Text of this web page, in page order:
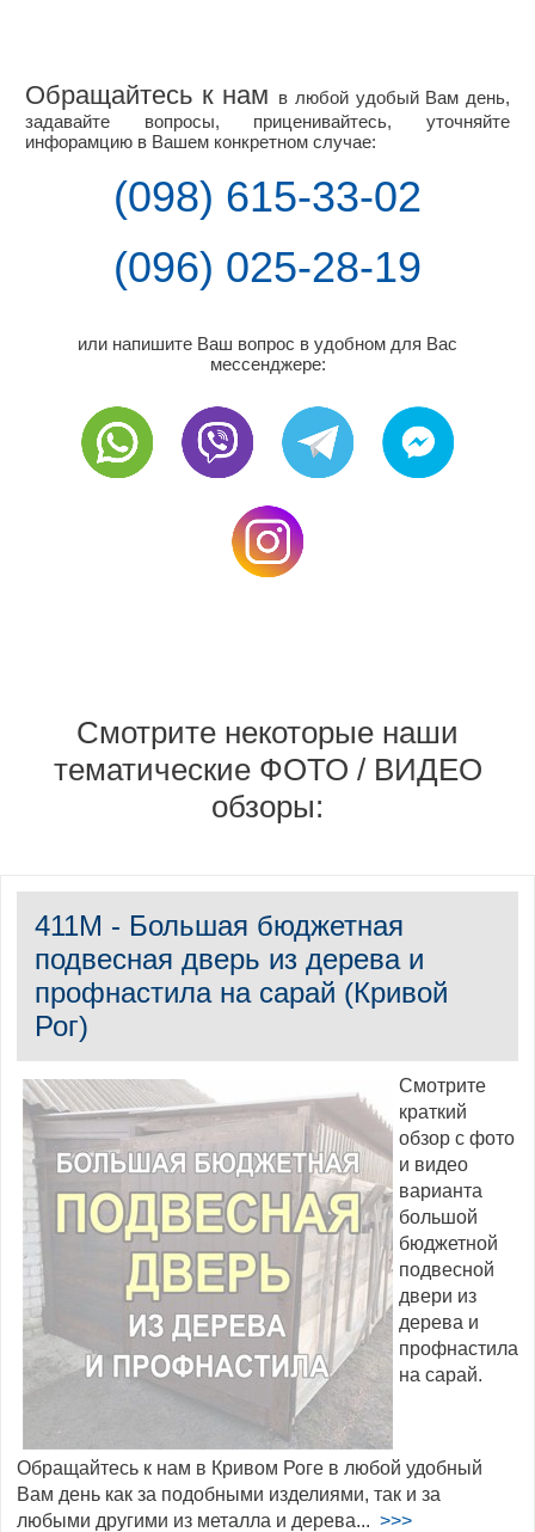
Обращайтесь к нам в любой удобый Вам день,
задавайте вопросы, приценивайтесь, уточняйте
инфорамцию в Вашем конкретном случае:
(098) 615-33-02
(096) 025-28-19
или напишите Ваш вопрос в удобном для Вас
мессенджере:
Смотрите некоторые наши
тематические ФОТО / ВИДЕО
обзоры:
411M - Большая бюджетная
подвесная дверь из дерева и
профнастила на сарай (Кривой
Рог)
Смотрите
краткий
обзор с фото
и видео
варианта
большой
бюджетной
подвесной
двери из
дерева и
профнастила
на сарай.
Обращайтесь к нам в Кривом Роге в любой удобный
Вам день как за подобными изделиями, так и за
любыми другими из металла и дерева... >>>